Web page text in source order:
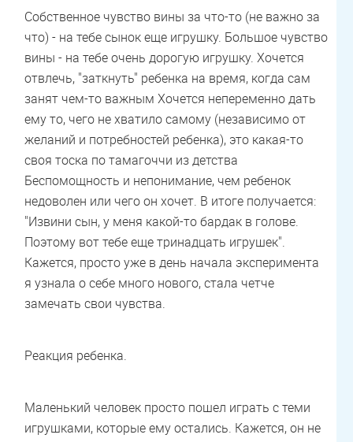
Собственное чувство вины за что-то (не важно за
что) - на тебе сынок еще игрушку. Большое чувство
вины - на тебе очень дорогую игрушку. Хочется
отвлечь, "заткнуть" ребенка на время, когда сам
занят чем-то важным Хочется непеременно дать
ему то, чего не хватило самому (независимо от
желаний и потребностей ребенка), это какая-то
своя тоска по тамагоччи из детства
Беспомощность и непонимание, чем ребенок
недоволен или чего он хочет. В итоге получается:
"Извини сын, у меня какой-то бардак в голове.
Поэтому вот тебе еще тринадцать игрушек".
Кажется, просто уже в день начала эксперимента
я узнала о себе много нового, стала четче
замечать свои чувства.
Реакция ребенка.
Маленький человек просто пошел играть с теми
игрушками, которые ему остались. Кажется, он не